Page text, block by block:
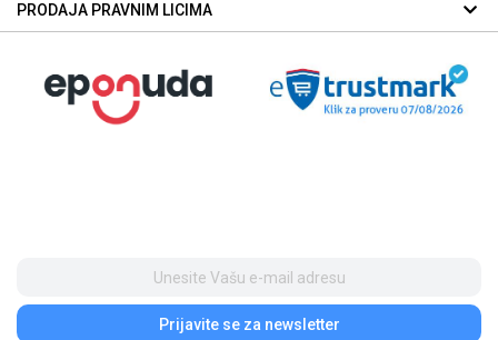
Prijavite se za newsletter
PRODAJA PRAVNIM LICIMA